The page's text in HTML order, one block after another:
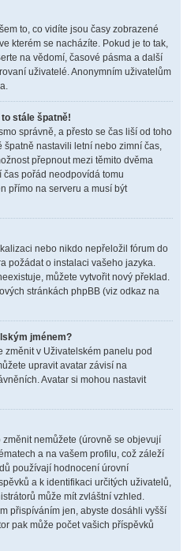
to, co vidíte jsou časy zobrazené
kterém se nacházíte. Pokud je to tak,
na vědomí, časové pásma a další
uživatelé. Anonymním uživatelům
stále špatně!
správně, a přesto se čas liší od toho
nastavili letní nebo zimní čas,
přepnout mezi těmito dvěma
čas pořád neodpovídá tomu
přímo na serveru a musí být
nebo nikdo nepřeložil fórum do
požádat o instalaci vašeho jazyka.
můžete vytvořit nový překlad.
stránkách phpBB (viz odkaz na
jménem?
změnit v Uživatelském panelu pod
upravit avatar závisí na
Avatar si mohou nastavit
nemůžete (úrovně se objevují
a na vašem profilu, což záleží
používají hodnocení úrovní
a k identifikaci určitých uživatelů,
může mít zvláštní vzhled.
přispíváním jen, abyste dosáhli vyšší
pak může počet vašich příspěvků